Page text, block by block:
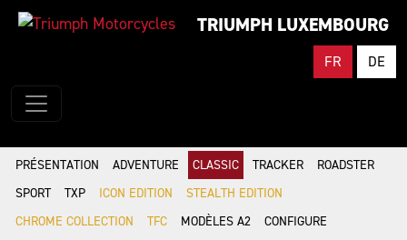
TRIUMPH LUXEMBOURG
FR DE
PRÉSENTATION ADVENTURE CLASSIC TRACKER
ROADSTER
SPORT
TXP ICON EDITION
STEALTH EDITION
CHROME COLLECTION
TFC MODÈLES A2
CONFIGURE